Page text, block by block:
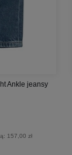
Ankle jeansy
157,00 zł